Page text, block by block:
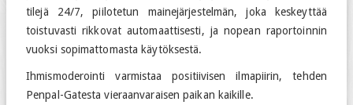
tilejä 24/7, piilotetun mainejärjestelmän, joka keskeyttää
toistuvasti rikkovat automaattisesti, ja nopean raportoinnin
vuoksi sopimattomasta käytöksestä.
Ihmismoderointi varmistaa positiivisen ilmapiirin, tehden
Penpal-Gatesta vieraanvaraisen paikan kaikille.